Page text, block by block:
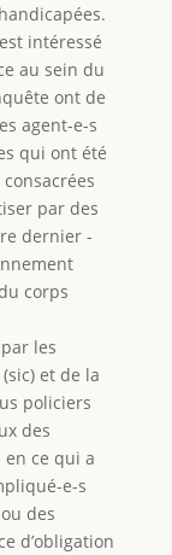
intéressé
au sein du
ont de
agent-e-s
qui ont été
par des
dernier -
corps
les
et de la
policiers
des
ce qui a
e-s
des
d’obligation